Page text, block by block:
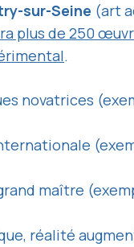
sur-Seine (art
plus de 250
.
novatrices
maître
réalité